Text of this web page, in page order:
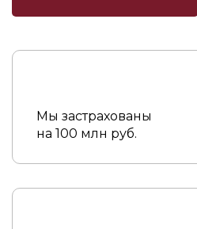
Мы застрахованы
на 100 млн руб.